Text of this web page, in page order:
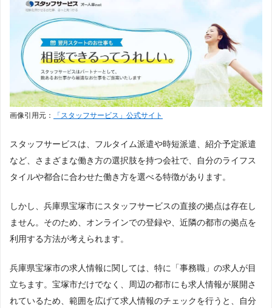
画像引用元： 「スタッフサービス」公式サイト
スタッフサービスは、フルタイム派遣や時短派遣、紹介予定派遣
など、さまざまな働き方の選択肢を持つ会社で、自分のライフス
タイルや都合に合わせた働き方を選べる特徴があります。
しかし、兵庫県宝塚市にスタッフサービスの直接の拠点は存在し
ません。そのため、オンラインでの登録や、近隣の都市の拠点を
利用する方法が考えられます。
兵庫県宝塚市の求人情報に関しては、特に「事務職」の求人が目
立ちます。宝塚市だけでなく、周辺の都市にも求人情報が展開さ
れているため、範囲を広げて求人情報のチェックを行うと、自分